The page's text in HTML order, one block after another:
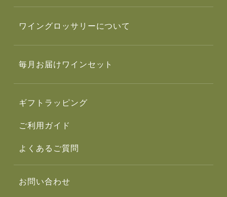
ワイングロッサリーについて
毎月お届けワインセット
ギフトラッピング
ご利用ガイド
よくあるご質問
お問い合わせ